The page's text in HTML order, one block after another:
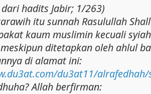
dari hadits Jabir; 1/263)
itu sunnah Rasulullah
kaum muslimin kecuali
ditetapkan oleh ahlul
di alamat ini:
du3at11/alrafedhah/
Allah berfirman: